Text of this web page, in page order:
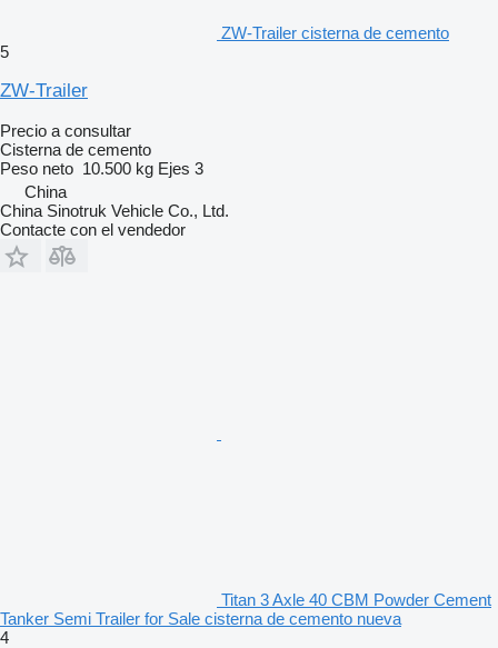
ZW-Trailer cisterna de cemento
5
ZW-Trailer
Precio a consultar
Cisterna de cemento
Peso neto 10.500 kg Ejes 3
China
China Sinotruk Vehicle Co., Ltd.
Contacte con el vendedor
Titan 3 Axle 40 CBM Powder Cement
Tanker Semi Trailer for Sale cisterna de cemento nueva
4